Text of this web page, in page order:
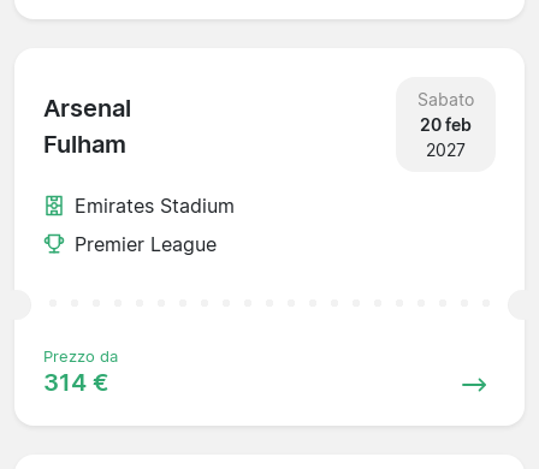
Arsenal
Fulham
Sabato
20 feb
2027
Emirates Stadium
Premier League
Prezzo da
314 €